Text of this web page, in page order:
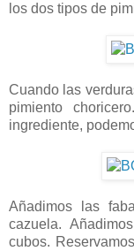
los dos tipos de
Cuando las
pimiento
ingrediente,
Añadimos las
cazuela.
cubos.